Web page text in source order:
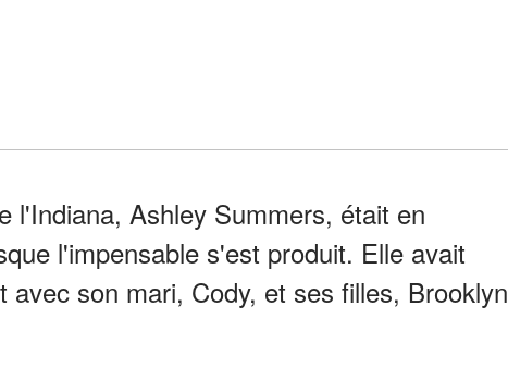
l'Indiana, Ashley Summers, était en
l'impensable s'est produit. Elle avait
avec son mari, Cody, et ses filles, Brooklyn